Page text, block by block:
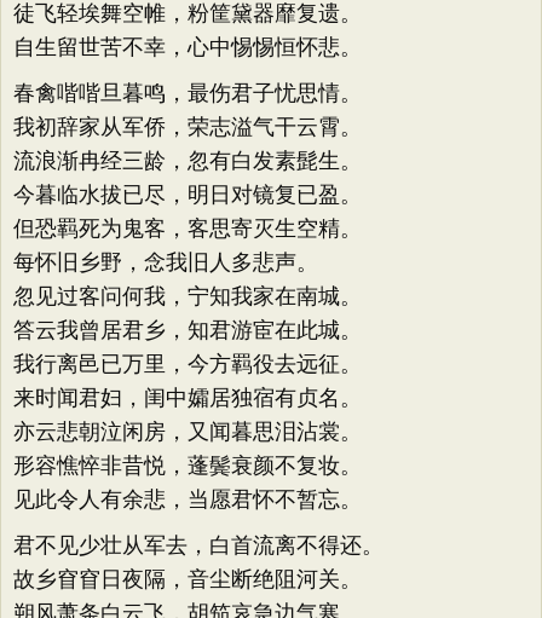
徒飞轻埃舞空帷，粉筐黛器靡复遗。
自生留世苦不幸，心中惕惕恒怀悲。
春禽喈喈旦暮鸣，最伤君子忧思情。
我初辞家从军侨，荣志溢气干云霄。
流浪渐冉经三龄，忽有白发素髭生。
今暮临水拔已尽，明日对镜复已盈。
但恐羁死为鬼客，客思寄灭生空精。
每怀旧乡野，念我旧人多悲声。
忽见过客问何我，宁知我家在南城。
答云我曾居君乡，知君游宦在此城。
我行离邑已万里，今方羁役去远征。
来时闻君妇，闺中孀居独宿有贞名。
亦云悲朝泣闲房，又闻暮思泪沾裳。
形容憔悴非昔悦，蓬鬓衰颜不复妆。
见此令人有余悲，当愿君怀不暂忘。
君不见少壮从军去，白首流离不得还。
故乡窅窅日夜隔，音尘断绝阻河关。
朔风萧条白云飞，胡笳哀急边气寒。